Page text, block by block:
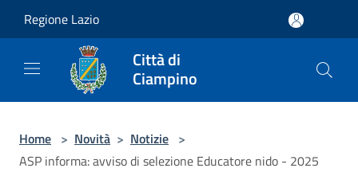
Regione Lazio
Città di
Ciampino
Home > Novità > Notizie >
ASP informa: avviso di selezione Educatore nido - 2025